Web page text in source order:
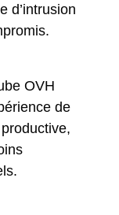
d’intrusion
OVH
de